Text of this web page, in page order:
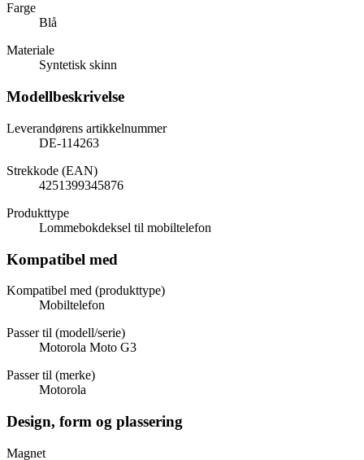
Farge
Blå
Materiale
Syntetisk skinn
Modellbeskrivelse
Leverandørens artikkelnummer
DE-114263
Strekkode (EAN)
4251399345876
Produkttype
Lommebokdeksel til mobiltelefon
Kompatibel med
Kompatibel med (produkttype)
Mobiltelefon
Passer til (modell/serie)
Motorola Moto G3
Passer til (merke)
Motorola
Design, form og plassering
Magnet